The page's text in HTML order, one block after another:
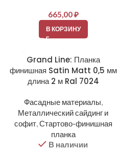
665,00₽
В КОРЗИНУ
Grand Line: Планка
финишная Satin Matt 0,5 мм
длина 2 м Ral 7024
Фасадные материалы,
Металлический сайдинг и
софит,Стартово-финишная
планка
В наличии